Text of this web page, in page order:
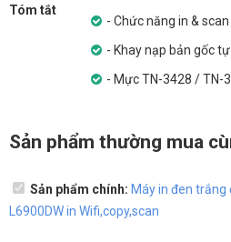
Tóm tắt
- Chức năng in &
- Khay nạp bản gốc
- Mực TN-3428 / TN-
Sản phẩm thường mua
Sản phẩm chính: Máy in đen trắng
L6900DW in Wifi,copy,scan